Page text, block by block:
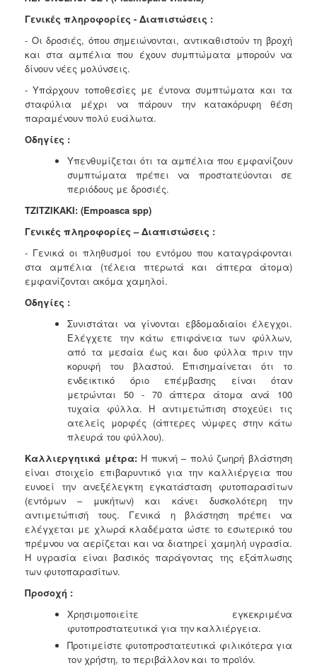
Γενικές πληροφορίες - Διαπιστώσεις :
- Οι δροσιές, όπου σημειώνονται, αντικαθιστούν τη βροχή
και στα αμπέλια που έχουν συμπτώματα μπορούν να
δίνουν νέες μολύνσεις.
- Υπάρχουν τοποθεσίες με έντονα συμπτώματα και τα
σταφύλια μέχρι να πάρουν την κατακόρυφη θέση
παραμένουν πολύ ευάλωτα.
Οδηγίες :
Υπενθυμίζεται ότι τα αμπέλια που εμφανίζουν
συμπτώματα πρέπει να προστατεύονται σε
περιόδους με δροσιές.
TZITZIKAKI: (Empoasca spp)
Γενικές πληροφορίες – Διαπιστώσεις :
- Γενικά οι πληθυσμοί του εντόμου που καταγράφονται
στα αμπέλια (τέλεια πτερωτά και άπτερα άτομα)
εμφανίζονται ακόμα χαμηλοί.
Οδηγίες :
Συνιστάται να γίνονται εβδομαδιαίοι έλεγχοι.
Ελέγχετε την κάτω επιφάνεια των φύλλων,
από τα μεσαία έως και δυο φύλλα πριν την
κορυφή του βλαστού. Επισημαίνεται ότι το
ενδεικτικό όριο επέμβασης είναι όταν
μετρώνται 50 - 70 άπτερα άτομα ανά 100
τυχαία φύλλα. Η αντιμετώπιση στοχεύει τις
ατελείς μορφές (άπτερες νύμφες στην κάτω
πλευρά του φύλλου).
Καλλιεργητικά μέτρα:Η πυκνή – πολύ ζωηρή βλάστηση
είναι στοιχείο επιβαρυντικό για την καλλιέργεια που
ευνοεί την ανεξέλεγκτη εγκατάσταση φυτοπαρασίτων
(εντόμων – μυκήτων) και κάνει δυσκολότερη
την
αντιμετώπισή τους. Γενικά η βλάστηση πρέπει να
ελέγχεται με χλωρά κλαδέματα ώστε το εσωτερικό του
πρέμνου να αερίζεται και να διατηρεί χαμηλή υγρασία.
Η υγρασία είναι βασικός παράγοντας της εξάπλωσης
των φυτοπαρασίτων.
Προσοχή :
Χρησιμοποιείτε εγκεκριμένα
φυτοπροστατευτικά για την καλλιέργεια.
Προτιμείστε φυτοπροστατευτικά φιλικότερα για
τον χρήστη, το περιβάλλον και το προϊόν.